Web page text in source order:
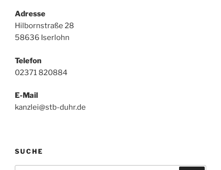
Adresse
Hilbornstraße 28
58636 Iserlohn
Telefon
02371 820884
E-Mail
kanzlei@stb-duhr.de
SUCHE